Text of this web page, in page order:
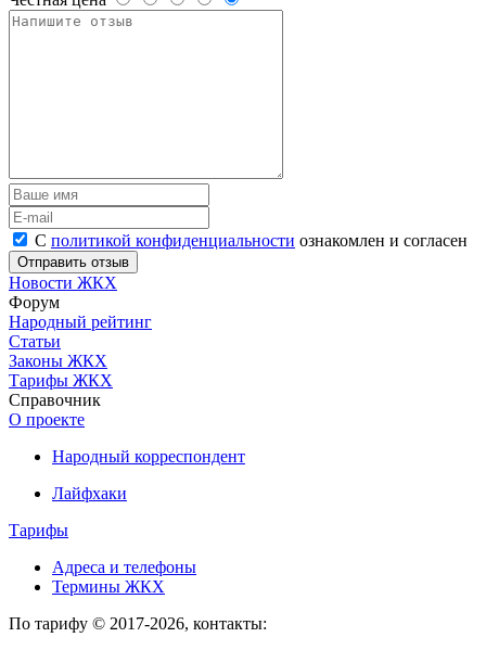
С политикой конфиденциальности ознакомлен и согласен
Новости ЖКХ
Форум
Народный рейтинг
Статьи
Законы ЖКХ
Тарифы ЖКХ
Справочник
О проекте
Народный корреспондент
Лайфхаки
Тарифы
Адреса и телефоны
Термины ЖКХ
По тарифу © 2017-2026, контакты: